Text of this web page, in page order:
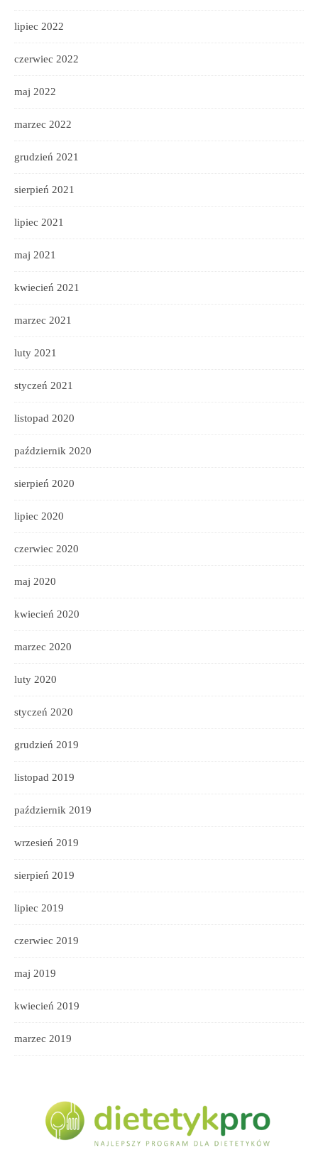
lipiec 2022
czerwiec 2022
maj 2022
marzec 2022
grudzień 2021
sierpień 2021
lipiec 2021
maj 2021
kwiecień 2021
marzec 2021
luty 2021
styczeń 2021
listopad 2020
październik 2020
sierpień 2020
lipiec 2020
czerwiec 2020
maj 2020
kwiecień 2020
marzec 2020
luty 2020
styczeń 2020
grudzień 2019
listopad 2019
październik 2019
wrzesień 2019
sierpień 2019
lipiec 2019
czerwiec 2019
maj 2019
kwiecień 2019
marzec 2019